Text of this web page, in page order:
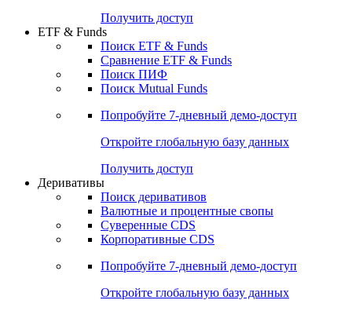
Получить доступ
ETF & Funds
Поиск ETF & Funds
Сравнение ETF & Funds
Поиск ПИФ
Поиск Mutual Funds
Попробуйте 7-дневный демо-доступ
Откройте глобальную базу данных
Получить доступ
Деривативы
Поиск деривативов
Валютные и процентные свопы
Суверенные CDS
Корпоративные CDS
Попробуйте 7-дневный демо-доступ
Откройте глобальную базу данных